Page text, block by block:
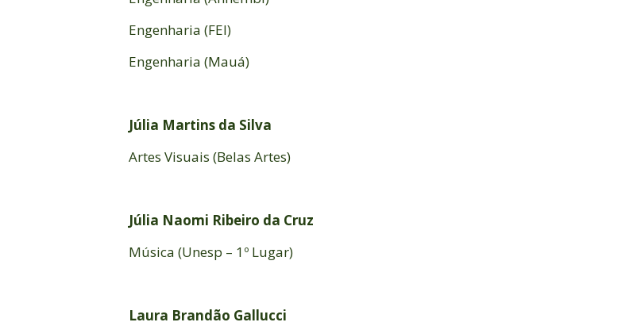
Engenharia (FEI)
Engenharia (Mauá)
Júlia Martins da Silva
Artes Visuais (Belas Artes)
Júlia Naomi Ribeiro da Cruz
Música (Unesp – 1º Lugar)
Laura Brandão Gallucci